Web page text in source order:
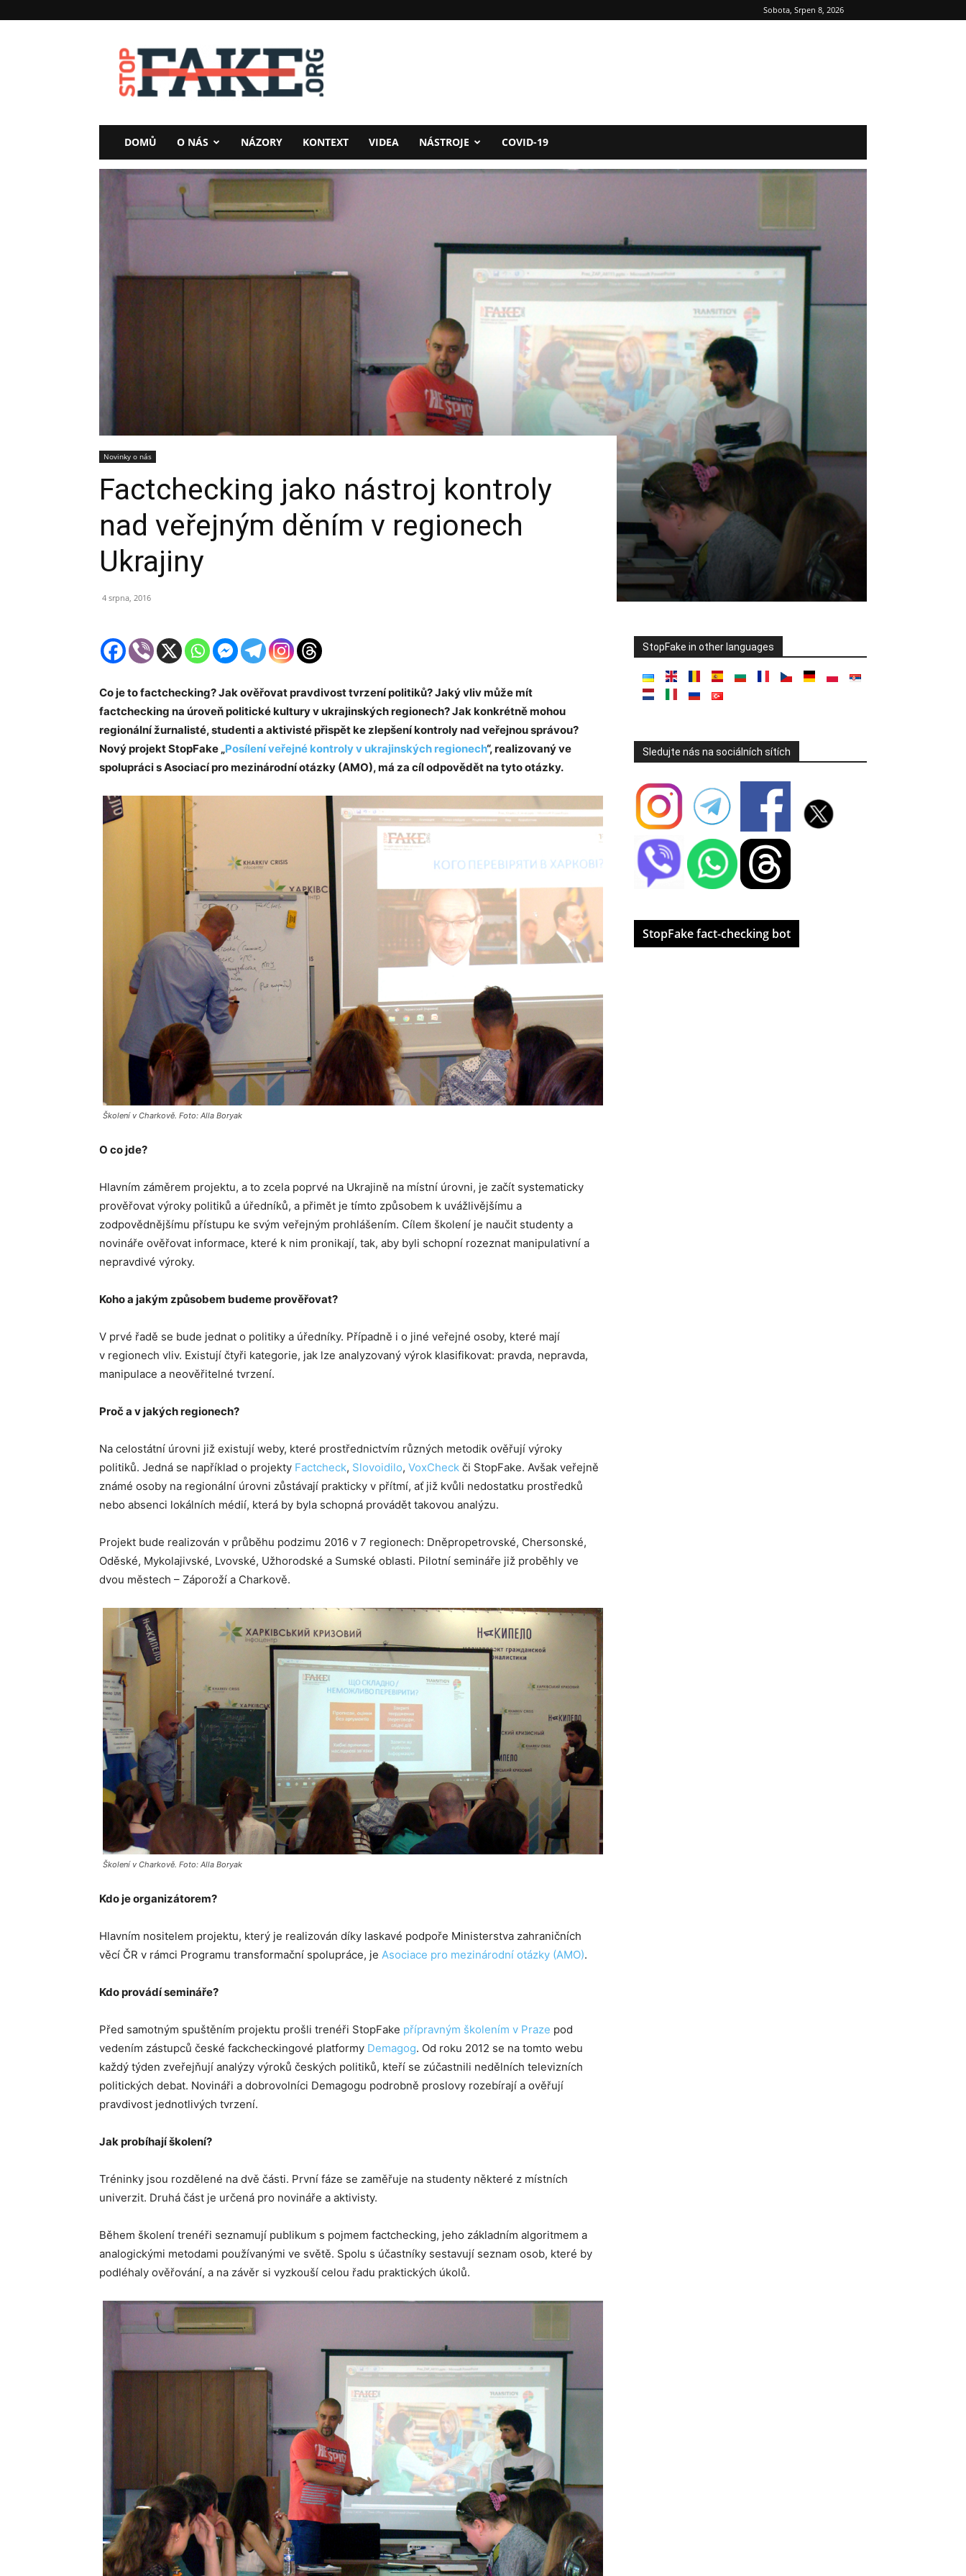
Sobota, Srpen 8, 2026
StopFake
DOMŮ O NÁS NÁZORY KONTEXT VIDEA NÁSTROJE COVID-19
Novinky o nás
Factchecking jako nástroj kontroly
nad veřejným děním v regionech
Ukrajiny
4 srpna, 2016
Co je to factchecking? Jak ověřovat pravdivost tvrzení politiků? Jaký vliv může mít
factchecking na úroveň politické kultury v ukrajinských regionech? Jak konkrétně mohou
regionální žurnalisté, studenti a aktivisté přispět ke zlepšení kontroly nad veřejnou správou?
Nový projekt StopFake „Posílení veřejné kontroly v ukrajinských regionech“, realizovaný ve
spolupráci s Asociací pro mezinárodní otázky (AMO), má za cíl odpovědět na tyto otázky.
Školení v Charkově. Foto: Alla Boryak
O co jde?
Hlavním záměrem projektu, a to zcela poprvé na Ukrajině na místní úrovni, je začít systematicky
prověřovat výroky politiků a úředníků, a přimět je tímto způsobem k uvážlivějšímu a
zodpovědnějšímu přístupu ke svým veřejným prohlášením. Cílem školení je naučit studenty a
novináře ověřovat informace, které k nim pronikají, tak, aby byli schopní rozeznat manipulativní a
nepravdivé výroky.
Koho a jakým způsobem budeme prověřovat?
V prvé řadě se bude jednat o politiky a úředníky. Případně i o jiné veřejné osoby, které mají
v regionech vliv. Existují čtyři kategorie, jak lze analyzovaný výrok klasifikovat: pravda, nepravda,
manipulace a neověřitelné tvrzení.
Proč a v jakých regionech?
Na celostátní úrovni již existují weby, které prostřednictvím různých metodik ověřují výroky
politiků. Jedná se například o projekty Factcheck, Slovoidilo, VoxCheck či StopFake. Avšak veřejně
známé osoby na regionální úrovni zůstávají prakticky v přítmí, ať již kvůli nedostatku prostředků
nebo absenci lokálních médií, která by byla schopná provádět takovou analýzu.
Projekt bude realizován v průběhu podzimu 2016 v 7 regionech: Dněpropetrovské, Chersonské,
Oděské, Mykolajivské, Lvovské, Užhorodské a Sumské oblasti. Pilotní semináře již proběhly ve
dvou městech – Záporoží a Charkově.
Školení v Charkově. Foto: Alla Boryak
Kdo je organizátorem?
Hlavním nositelem projektu, který je realizován díky laskavé podpoře Ministerstva zahraničních
věcí ČR v rámci Programu transformační spolupráce, je Asociace pro mezinárodní otázky (AMO).
Kdo provádí semináře?
Před samotným spuštěním projektu prošli trenéři StopFake přípravným školením v Praze pod
vedením zástupců české fackcheckingové platformy Demagog. Od roku 2012 se na tomto webu
každý týden zveřejňují analýzy výroků českých politiků, kteří se zúčastnili nedělních televizních
politických debat. Novináři a dobrovolníci Demagogu podrobně proslovy rozebírají a ověřují
pravdivost jednotlivých tvrzení.
Jak probíhají školení?
Tréninky jsou rozdělené na dvě části. První fáze se zaměřuje na studenty některé z místních
univerzit. Druhá část je určená pro novináře a aktivisty.
Během školení trenéři seznamují publikum s pojmem factchecking, jeho základním algoritmem a
analogickými metodami používanými ve světě. Spolu s účastníky sestavují seznam osob, které by
podléhaly ověřování, a na závěr si vyzkouší celou řadu praktických úkolů.
StopFake in other languages
Sledujte nás na sociálních sítích
StopFake fact-checking bot